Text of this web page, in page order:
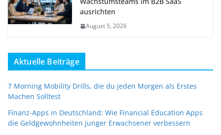
ausrichten
August 5, 2026
Aktuelle Beiträge
7 Morning Mobility Drills, die du jeden Morgen als Erstes
Machen Solltest
Finanz-Apps in Deutschland: Wie Financial Education Apps
die Geldgewohnheiten junger Erwachsener verbessern